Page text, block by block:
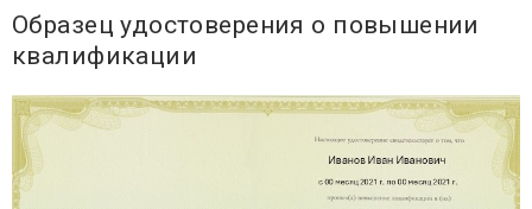
Образец удостоверения о повышении
квалификации